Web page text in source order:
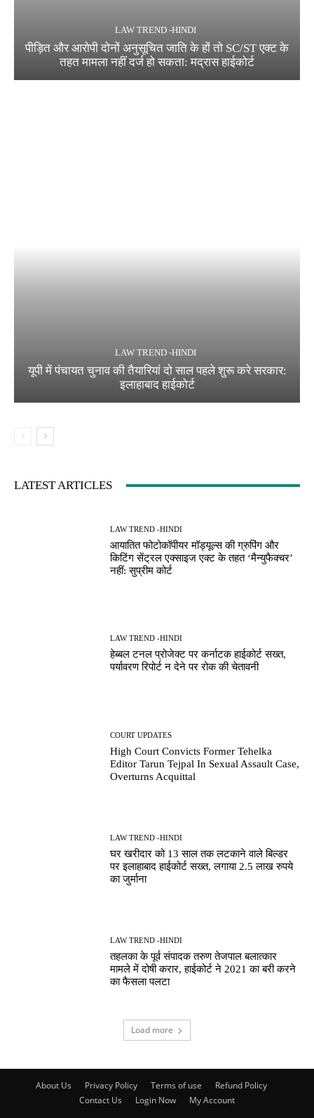
LAW TREND -HINDI
पीड़ित और आरोपी दोनों अनुसूचित जाति के हों तो SC/ST एक्ट के
तहत मामला नहीं दर्ज हो सकता: मद्रास हाईकोर्ट
LAW TREND -HINDI
यूपी में पंचायत चुनाव की तैयारियां दो साल पहले शुरू करे सरकार:
इलाहाबाद हाईकोर्ट
LATEST ARTICLES
LAW TREND -HINDI
आयातित फोटोकॉपीयर मॉड्यूल्स की ग्रुपिंग और
किटिंग सेंट्रल एक्साइज एक्ट के तहत ‘मैन्युफैक्चर’
नहीं: सुप्रीम कोर्ट
LAW TREND -HINDI
हेब्बल टनल प्रोजेक्ट पर कर्नाटक हाईकोर्ट सख्त,
पर्यावरण रिपोर्ट न देने पर रोक की चेतावनी
COURT UPDATES
High Court Convicts Former Tehelka
Editor Tarun Tejpal In Sexual Assault Case,
Overturns Acquittal
LAW TREND -HINDI
घर खरीदार को 13 साल तक लटकाने वाले बिल्डर
पर इलाहाबाद हाईकोर्ट सख्त, लगाया 2.5 लाख रुपये
का जुर्माना
LAW TREND -HINDI
तहलका के पूर्व संपादक तरुण तेजपाल बलात्कार
मामले में दोषी करार, हाईकोर्ट ने 2021 का बरी करने
का फैसला पलटा
Load more
About Us Privacy Policy Terms of use
Refund Policy
Contact Us
Login Now My Account